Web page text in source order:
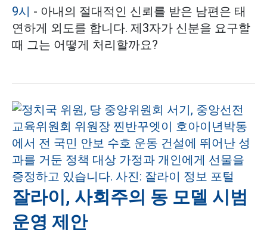
9시 - 아내의 절대적인 신뢰를 받은 남편은 태
연하게 외도를 합니다. 제3자가 신분을 요구할
때 그는 어떻게 처리할까요?
잘라이, 사회주의 동 모델 시범
운영 제안